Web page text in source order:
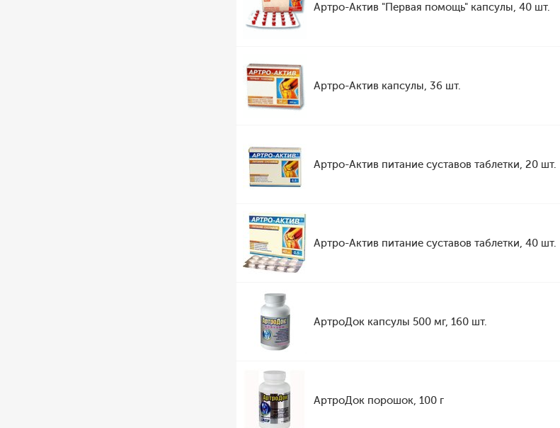
Артро-Актив "Первая помощь" капсулы, 40 шт.
Артро-Актив капсулы, 36 шт.
Артро-Актив питание суставов таблетки, 20 шт.
Артро-Актив питание суставов таблетки, 40 шт.
АртроДок капсулы 500 мг, 160 шт.
АртроДок порошок, 100 г